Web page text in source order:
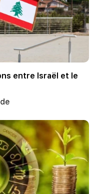
entre Israël et le